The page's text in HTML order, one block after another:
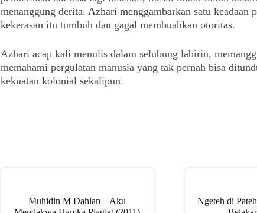
menanggung derita. Azhari menggambarkan satu keadaan
kekerasan itu tumbuh dan gagal membuahkan otoritas.
Azhari acap kali menulis dalam selubung labirin,
memahami pergulatan manusia yang tak pernah bisa
kekuatan kolonial sekalipun.
Muhidin M Dahlan – Aku
Ngeteh di